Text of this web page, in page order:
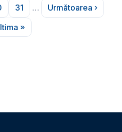
Pagina
31 …
Pagina
Următoarea ›
Ultima pagină
»